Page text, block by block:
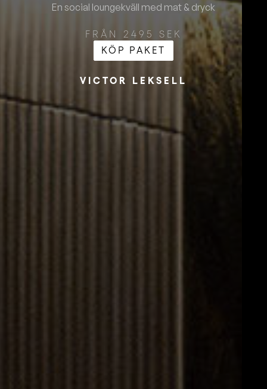
En social loungekväll med mat & dryck
FRÅN 2495 SEK
KÖP PAKET
VICTOR LEKSELL